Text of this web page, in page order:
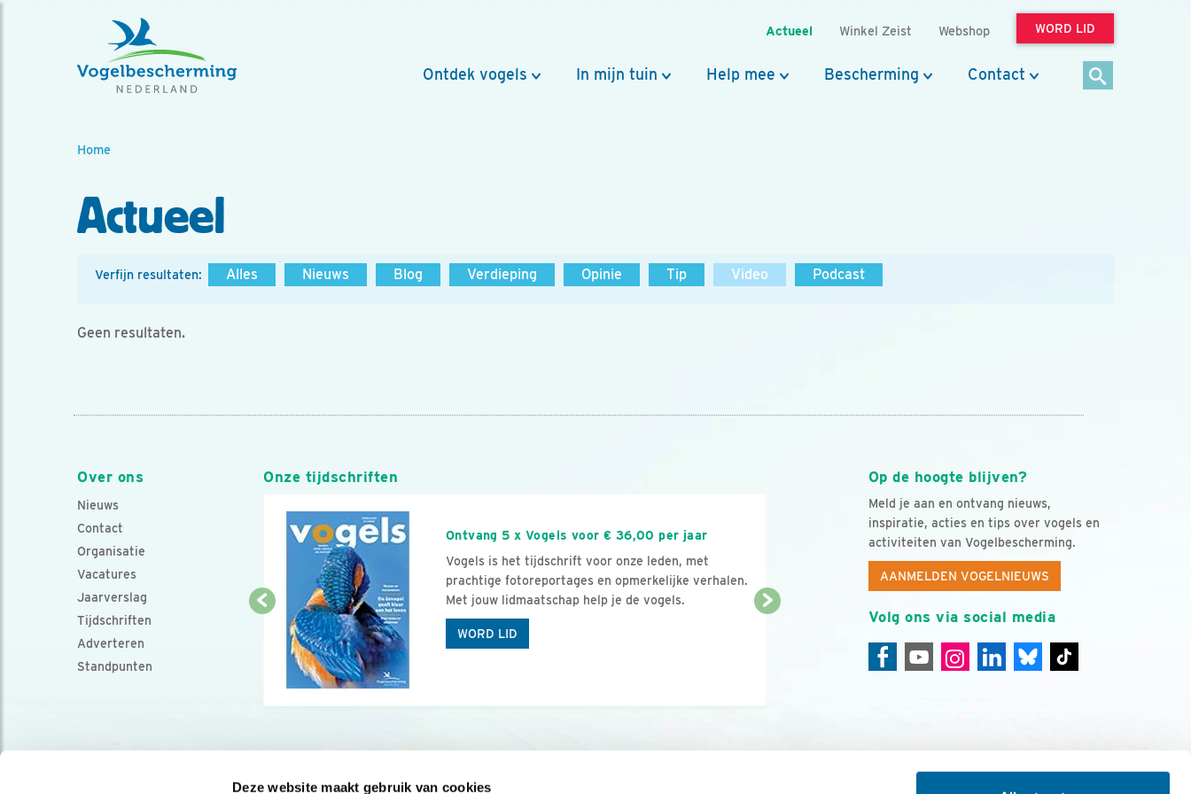
Deze website maakt gebruik van cookies
Actueel Winkel Zeist Webshop WORD LID
Ontdek vogels In mijn tuin Help mee Bescherming Contact
Home
Actueel
Verfijn resultaten: Alles Nieuws Blog Verdieping Opinie Tip Video Podcast
Geen resultaten.
Over ons
Nieuws
Contact
Organisatie
Vacatures
Jaarverslag
Tijdschriften
Adverteren
Standpunten
Op de hoogte blijven?
Meld je aan en ontvang nieuws,
inspiratie, acties en tips over vogels en
activiteiten van Vogelbescherming.
AANMELDEN VOGELNIEUWS
Volg ons via social media
Onze tijdschriften
Ontvang 5 x Vogels voor € 36,00 per jaar
Vogels is het tijdschrift voor onze leden, met
prachtige fotoreportages en opmerkelijke verhalen.
Met jouw lidmaatschap help je de vogels.
WORD LID